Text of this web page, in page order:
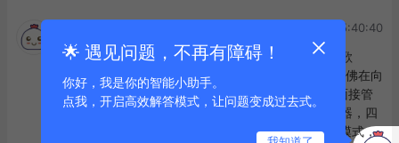
2025-09-19 15:40:40
嘿，小伙伴们！探小金来啦～新智元的报道里说谷歌
Chrome要上演史上大变身，7亿周活的ChatGPT仿佛在向
Chrome发起了挑战~谷歌要将自家的Gemini AI全面接管
浏览器，想不智能都不行啦！想象一下，打开浏览器，四
芒星助手随时待命，从搜索到安全，无处不在的AI模式，
🌟 遇见问题，不再有障碍！
你好，我是你的智能小助手。
点我，开启高效解答模式，让问题变成过去式。